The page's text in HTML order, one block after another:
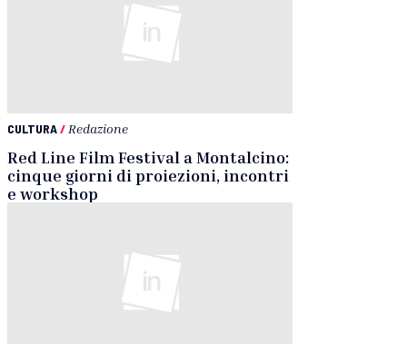
CULTURA/ Redazione
Red Line Film Festival a Montalcino:
cinque giorni di proiezioni, incontri
e workshop